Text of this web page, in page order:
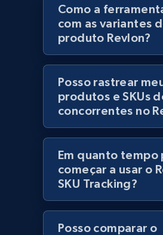
Model number, Gtin ean pn,
991+ 162+
Lowes.com - Collect records
URL, Domain, Marketplace pn,
Model number, Gtin ean pn,
991+ 162+
Como a
com as variantes
produto Revlon?
Posso rastrear
produtos e SKUs
concorrentes no
Em quanto tempo
começar a usar o
SKU Tracking?
Posso comparar o